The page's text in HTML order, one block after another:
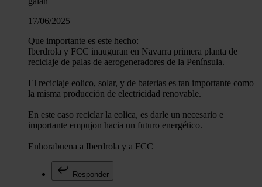
17/06/2025
Que importante es este hecho:
Iberdrola y FCC inauguran en Navarra primera planta de
reciclaje de palas de aerogeneradores de la Península.
El reciclaje eolico, solar, y de baterias es tan importante como
la misma producción de electricidad renovable.
En este caso reciclar la eolica, es darle un necesario e
importante empujon hacia un futuro energético.
Enhorabuena a Iberdrola y a FCC
Responder